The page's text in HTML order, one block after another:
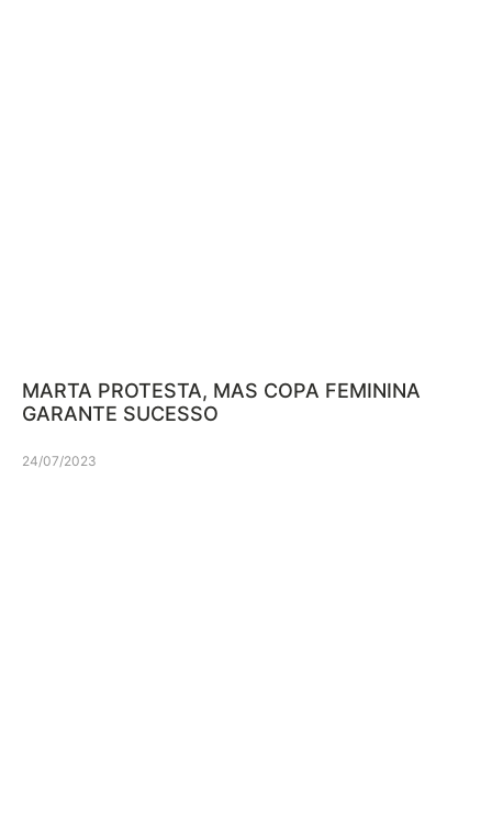
MARTA PROTESTA, MAS COPA FEMININA
GARANTE SUCESSO
24/07/2023